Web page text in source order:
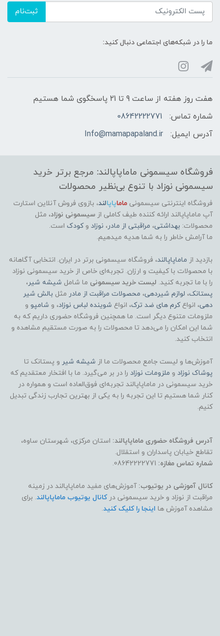
ثبت‌نام
ما را در شبکه‌های اجتماعی دنبال کنید:
هفت روز هفته از ساعت 9 تا 21 پاسخگوی شما هستیم
شماره تماس:
08642222771
آدرس ایمیل:
Info@mamapapaland.ir
فروشگاه سیسمونی ماماپاپالند: مرجع برتر خرید
سیسمونی نوزاد با تنوع بی‌نظیر محصولات
فروشگاه اینترنتی سیسمونی ماماپاپالند، بازوی فروش آنلاین استارت
آپ ماماپاپالند ارائه کننده طیف کاملی از سیسمونی نوزاد، مثل
محصولات: بهداشتی، مراقبتی از مادر، نوزاد وکودک است.
ما آرامش خاطر را به شما هدیه میدهیم.
بازدید از ماماپاپالند، فروشگاه سیسمونی برتر در ایران. انتخابی آگاهانه
با محصولات با کیفیت و ارزان. تجربه‌ای خاص از خرید سیسمونی نوزاد
را با ما تجربه کنید. لیست خرید سیسمونی ما شامل شیشه شیر،
پستانک، لوازم شیردهی، محصولات مراقبت از مادر مثل بالش شیر
دهی، انواعکرم های ضد ترک، انواع شوینده لباس نوزاد، و شامپو و
ملزومات متنوع دیگر است. ما همچنین فروشگاه حضوری داریم که به
شما این امکان را می‌دهد تا محصولات را به صورت مستقیم مشاهده و
انتخاب کنید.
آموزش‌ها و لیست جامع محصولات ما از شیشه شیر و پستانک تا
پوشاک نوزاد و ملزومات نوزاد را در بر می‌گیرد. ما با افتخار معتقدیم که
خرید سیسمونی در ماماپاپالند تجربه‌ای فوق‌العاده است و همواره در
کنار شما هستیم تا این تجربه را به یکی از بهترین تجارب زندگی تبدیل
کنیم.
آدرس فروشگاه حضوری ماماپاپالند: استان مرکزی، شهرستان ساوه،
تقاطع خیابان پاسداران و استقلال.
شماره تماس مغازه:
کانال آموزشی در یوتیوب: آموزش‌های مفید ماماپاپالند در زمینه
مراقبت از نوزاد و خرید سیسمونی درکانال یوتیوب ماماپاپالند. برای
مشاهده آموزش ها اینجا را کلیک کنید.